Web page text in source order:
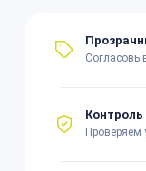
Контроль
Проверяем